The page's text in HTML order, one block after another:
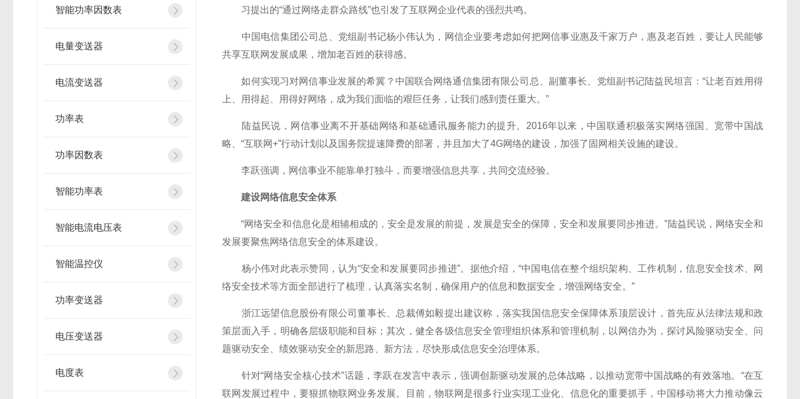
智能功率因数表
电量变送器
电流变送器
功率表
功率因数表
智能功率表
智能电流电压表
智能温控仪
功率变送器
电压变送器
电度表
习提出的“通过网络走群众路线”也引发了互联网企业代表的强烈共鸣。
中国电信集团公司总、党组副书记杨小伟认为，网信企业要考虑如何把网信事业惠及千家万户，惠及老百姓，要让人民能够
共享互联网发展成果，增加老百姓的获得感。
如何实现习对网信事业发展的希冀？中国联合网络通信集团有限公司总、副董事长、党组副书记陆益民坦言：“让老百姓用得
上、用得起、用得好网络，成为我们面临的艰巨任务，让我们感到责任重大。”
陆益民说，网信事业离不开基础网络和基础通讯服务能力的提升。2016年以来，中国联通积极落实网络强国、宽带中国战
略、“互联网+”行动计划以及国务院提速降费的部署，并且加大了4G网络的建设，加强了固网相关设施的建设。
李跃强调，网信事业不能靠单打独斗，而要增强信息共享，共同交流经验。
建设网络信息安全体系
“网络安全和信息化是相辅相成的，安全是发展的前提，发展是安全的保障，安全和发展要同步推进。”陆益民说，网络安全和
发展要聚焦网络信息安全的体系建设。
杨小伟对此表示赞同，认为“安全和发展要同步推进”。据他介绍，“中国电信在整个组织架构、工作机制，信息安全技术、网
络安全技术等方面全部进行了梳理，认真落实名制，确保用户的信息和数据安全，增强网络安全。”
浙江远望信息股份有限公司董事长、总裁傅如毅提出建议称，落实我国信息安全保障体系顶层设计，首先应从法律法规和政
策层面入手，明确各层级职能和目标；其次，健全各级信息安全管理组织体系和管理机制，以网信办为，探讨风险驱动安全、问
题驱动安全、绩效驱动安全的新思路、新方法，尽快形成信息安全治理体系。
针对“网络安全核心技术”话题，李跃在发言中表示，强调创新驱动发展的总体战略，以推动宽带中国战略的有效落地。“在互
联网发展过程中，要狠抓物联网业务发展。目前，物联网是很多行业实现工业化、信息化的重要抓手，中国移动将大力推动像云